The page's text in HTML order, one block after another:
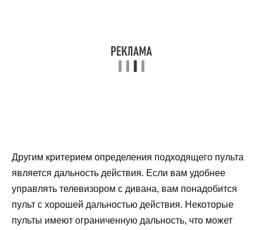
Другим критерием определения подходящего пульта
является дальность действия. Если вам удобнее
управлять телевизором с дивана, вам понадобится
пульт с хорошей дальностью действия. Некоторые
пульты имеют ограниченную дальность, что может